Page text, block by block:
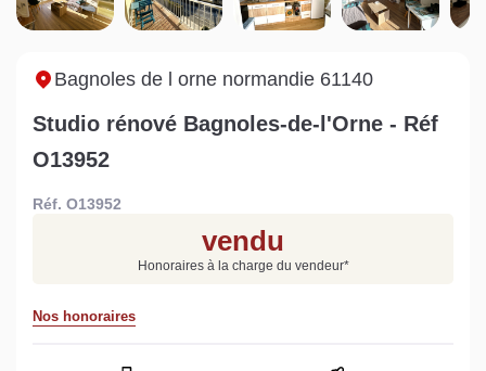
Sarthe pour booster sa
vente
quelles sont les
conséquences ?
Estimez votre bien en ligne.
en quelques clics.
Bagnoles de l orne normandie 61140
Studio rénové Bagnoles-de-l'Orne - Réf
O13952
Réf. O13952
vendu
Honoraires à la charge du vendeur*
Nos honoraires